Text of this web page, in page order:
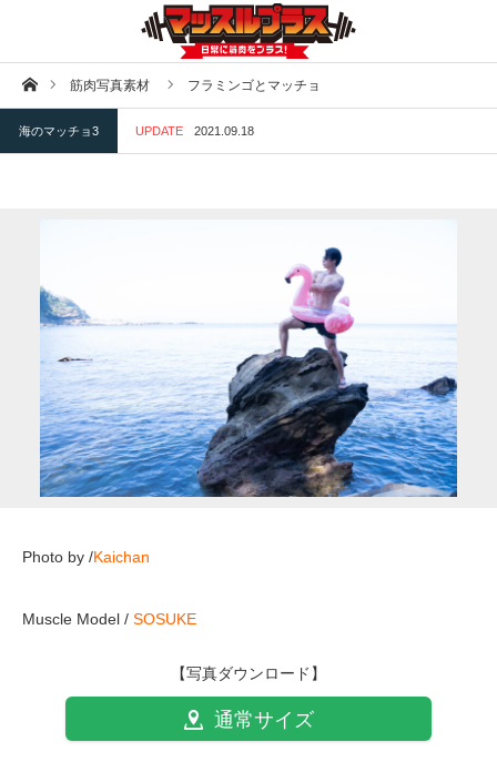
ホーム筋肉写真素材 フラミンゴとマッチョ
海のマッチョ3 UPDATE 2021.09.18
Photo by /Kaichan
Muscle Model / SOSUKE
【写真ダウンロード】
通常サイズ